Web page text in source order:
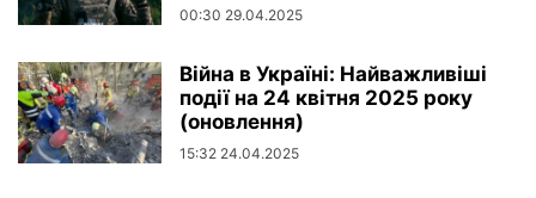
00:30 29.04.2025
Війна в Україні: Найважливіші
події на 24 квітня 2025 року
(оновлення)
15:32 24.04.2025